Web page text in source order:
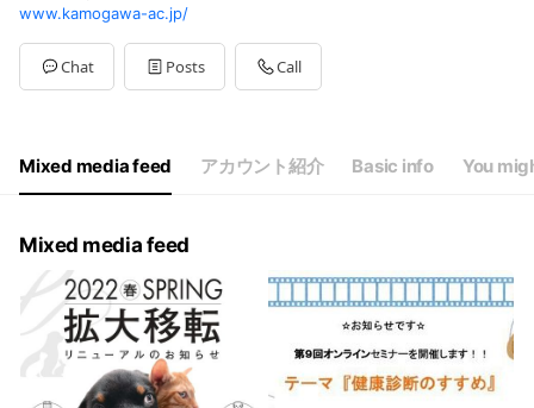
Sun09:00 - 12:00,13:00 - 17:00
Mon09:00 - 12:00,17:00 - 19:30
Tue09:00 - 12:00,17:00 - 19:30
Wed09:00 - 12:00,17:00 - 19:30
Sat
09:00 - 12:00,17:00 - 19:30
〈祝日〉9:00~12:00 予約・急患のみ
www.kamogawa-ac.jp/
Chat Posts Call
Mixed media feed アカウント紹介 Basic info You
Mixed media feed